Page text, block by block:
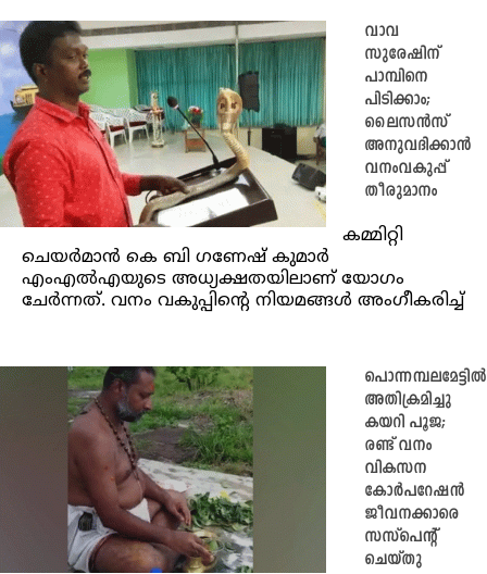
വാവ
സുരേഷിന്
പാമ്പിനെ
പിടിക്കാം;
ലൈസന്‍സ്
അനുവദിക്കാൻ
വനംവകുപ്പ്
തീരുമാനം
കമ്മിറ്റി
ചെയര്‍മാന്‍ കെ ബി ഗണേഷ് കുമാര്‍
എംഎല്‍എയുടെ അധ്യക്ഷതയിലാണ് യോഗം
ചേര്‍ന്നത്. വനം വകുപ്പിന്റെ നിയമങ്ങള്‍ അംഗീകരിച്ച്
പൊന്നമ്പലമേട്ടിൽ
അതിക്രമിച്ചു
കയറി പൂജ;
രണ്ട് വനം
വികസന
കോർപറേഷൻ
‌ജീവനക്കാരെ
സസ്‌പെന്റ്
ചെയ്തു